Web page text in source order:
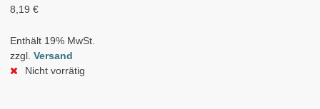
8,19 €
Enthält 19% MwSt.
zzgl. Versand
Nicht vorrätig